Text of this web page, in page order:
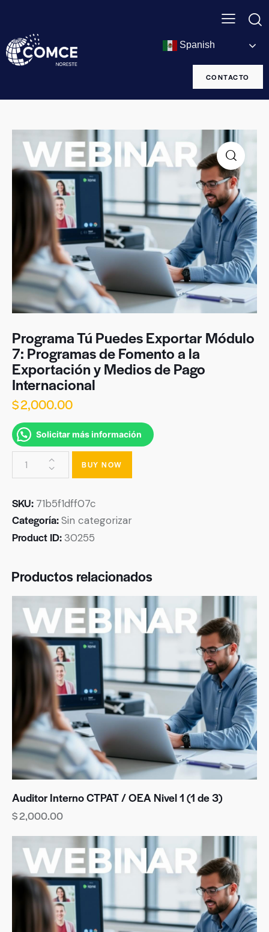
Spanish
CONTACTO
Programa Tú Puedes Exportar Módulo
7: Programas de Fomento a la
Exportación y Medios de Pago
Internacional
$2,000.00
Solicitar más información
BUY NOW
SKU: 71b5f1dff07c
Categoría:Sin categorizar
Product ID:30255
Productos relacionados
Auditor Interno CTPAT / OEA Nivel 1 (1 de 3)
$2,000.00